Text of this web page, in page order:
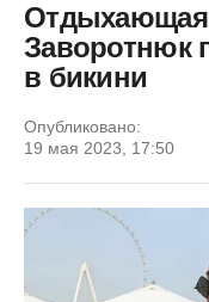
Отдыхающая
Заворотнюк
в бикини
Опубликовано:
19 мая 2023, 17:50